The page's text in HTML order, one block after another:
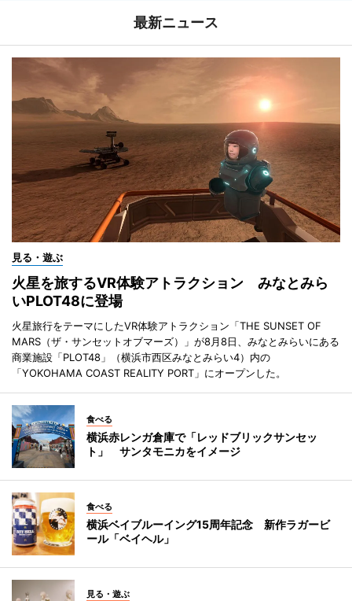
最新ニュース
見る・遊ぶ
火星を旅するVR体験アトラクション みなとみら
いPLOT48に登場
火星旅行をテーマにしたVR体験アトラクション「THE SUNSET OF
MARS（ザ・サンセットオブマーズ）」が8月8日、みなとみらいにある
商業施設「PLOT48」（横浜市西区みなとみらい4）内の
「YOKOHAMA COAST REALITY PORT」にオープンした。
食べる
横浜赤レンガ倉庫で「レッドブリックサンセッ
ト」 サンタモニカをイメージ
食べる
横浜ベイブルーイング15周年記念 新作ラガービ
ール「ベイヘル」
見る・遊ぶ